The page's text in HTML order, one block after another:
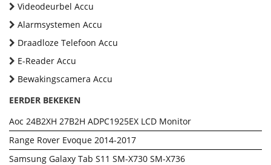
Videodeurbel Accu
Alarmsystemen Accu
Draadloze Telefoon Accu
E-Reader Accu
Bewakingscamera Accu
EERDER BEKEKEN
Aoc 24B2XH 27B2H ADPC1925EX LCD Monitor
Range Rover Evoque 2014-2017
Samsung Galaxy Tab S11 SM-X730 SM-X736